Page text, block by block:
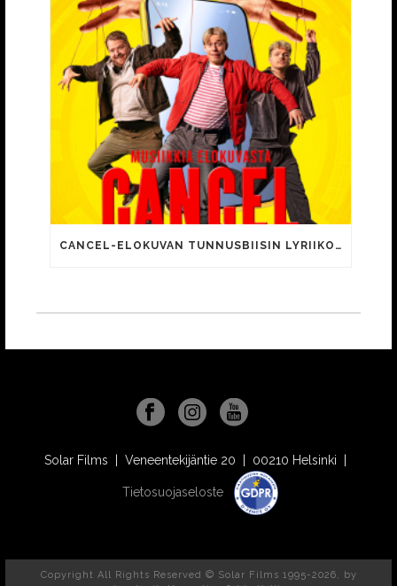
CANCEL-ELOKUVAN TUNNUSBIISIN LYRIIKOISSA TUTTUJA MEEMIHOKEMIA YOUTUBE-VIDEOILTA!
Solar Films | Veneentekijäntie 20 | 00210 Helsinki |
Tietosuojaseloste
Copyright All Rights Reserved © Solar Films 1995-2026, by